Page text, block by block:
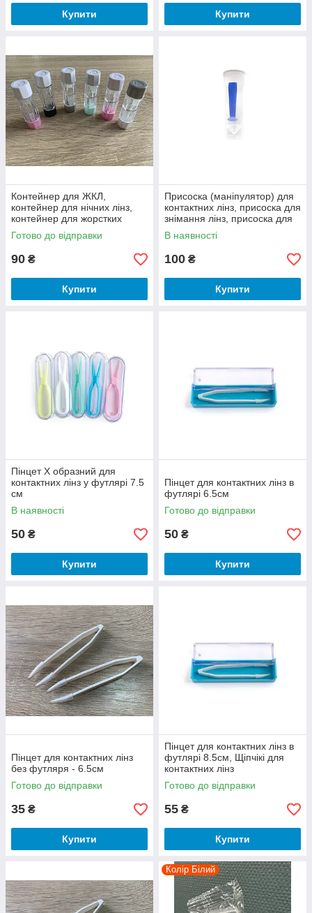
Купити Купити
Контейнер для ЖКЛ,
контейнер для нічних лінз,
контейнер для жорстких
контактних лінз
Готово до відправки
90 ₴
Купити
Присоска (маніпулятор) для
контактних лінз, присоска для
знімання лінз, присоска для
зняття лінз, маніпулятор для
лінз
В наявності
100 ₴
Купити
Пінцет X образний для
контактних лінз у футлярі 7.5
см
В наявності
50 ₴
Купити
Пінцет для контактних лінз в
футлярі 6.5см
Готово до відправки
50 ₴
Купити
Пінцет для контактних лінз
без футляря - 6.5см
Готово до відправки
35 ₴
Купити
Пінцет для контактних лінз в
футлярі 8.5см, Щіпчікі для
контактних лінз
Готово до відправки
55 ₴
Купити
Колір Білий